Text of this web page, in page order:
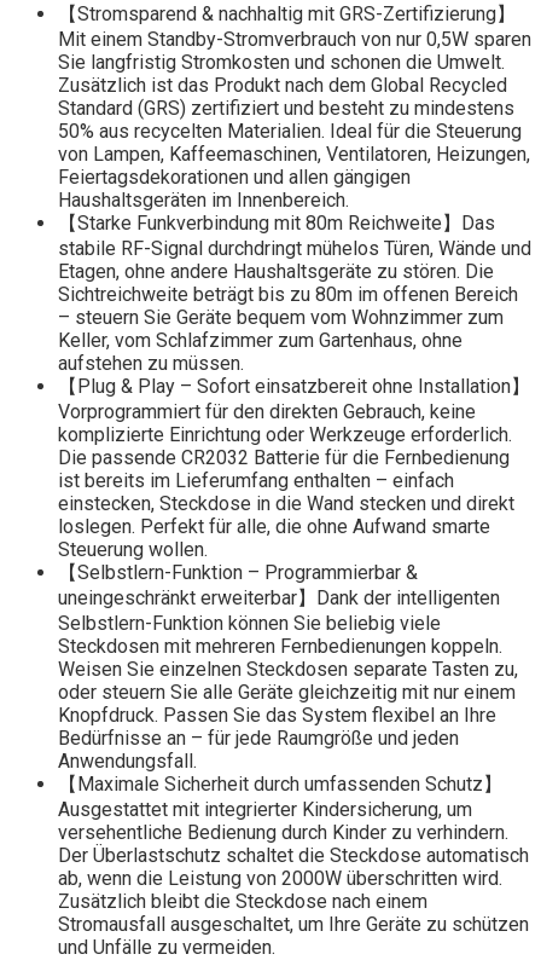
【Stromsparend & nachhaltig mit GRS-Zertifizierung】
Mit einem Standby-Stromverbrauch von nur 0,5W sparen
Sie langfristig Stromkosten und schonen die Umwelt.
Zusätzlich ist das Produkt nach dem Global Recycled
Standard (GRS) zertifiziert und besteht zu mindestens
50% aus recycelten Materialien. Ideal für die Steuerung
von Lampen, Kaffeemaschinen, Ventilatoren, Heizungen,
Feiertagsdekorationen und allen gängigen
Haushaltsgeräten im Innenbereich.
【Starke Funkverbindung mit 80m Reichweite】Das
stabile RF-Signal durchdringt mühelos Türen, Wände und
Etagen, ohne andere Haushaltsgeräte zu stören. Die
Sichtreichweite beträgt bis zu 80m im offenen Bereich
– steuern Sie Geräte bequem vom Wohnzimmer zum
Keller, vom Schlafzimmer zum Gartenhaus, ohne
aufstehen zu müssen.
【Plug & Play – Sofort einsatzbereit ohne Installation】
Vorprogrammiert für den direkten Gebrauch, keine
komplizierte Einrichtung oder Werkzeuge erforderlich.
Die passende CR2032 Batterie für die Fernbedienung
ist bereits im Lieferumfang enthalten – einfach
einstecken, Steckdose in die Wand stecken und direkt
loslegen. Perfekt für alle, die ohne Aufwand smarte
Steuerung wollen.
【Selbstlern-Funktion – Programmierbar &
uneingeschränkt erweiterbar】Dank der intelligenten
Selbstlern-Funktion können Sie beliebig viele
Steckdosen mit mehreren Fernbedienungen koppeln.
Weisen Sie einzelnen Steckdosen separate Tasten zu,
oder steuern Sie alle Geräte gleichzeitig mit nur einem
Knopfdruck. Passen Sie das System flexibel an Ihre
Bedürfnisse an – für jede Raumgröße und jeden
Anwendungsfall.
【Maximale Sicherheit durch umfassenden Schutz】
Ausgestattet mit integrierter Kindersicherung, um
versehentliche Bedienung durch Kinder zu verhindern.
Der Überlastschutz schaltet die Steckdose automatisch
ab, wenn die Leistung von 2000W überschritten wird.
Zusätzlich bleibt die Steckdose nach einem
Stromausfall ausgeschaltet, um Ihre Geräte zu schützen
und Unfälle zu vermeiden.